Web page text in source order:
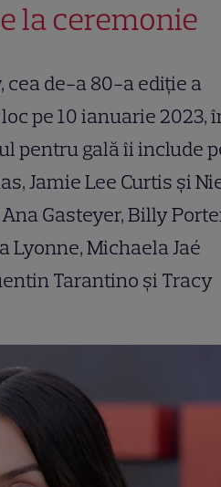
la ceremonie
cea de-a 80-a ediție a
pe 10 ianuarie 2023,
pentru gală îi include
Jamie Lee Curtis şi
Gasteyer, Billy
Lyonne, Michaela Jaé
Tarantino şi Tracy